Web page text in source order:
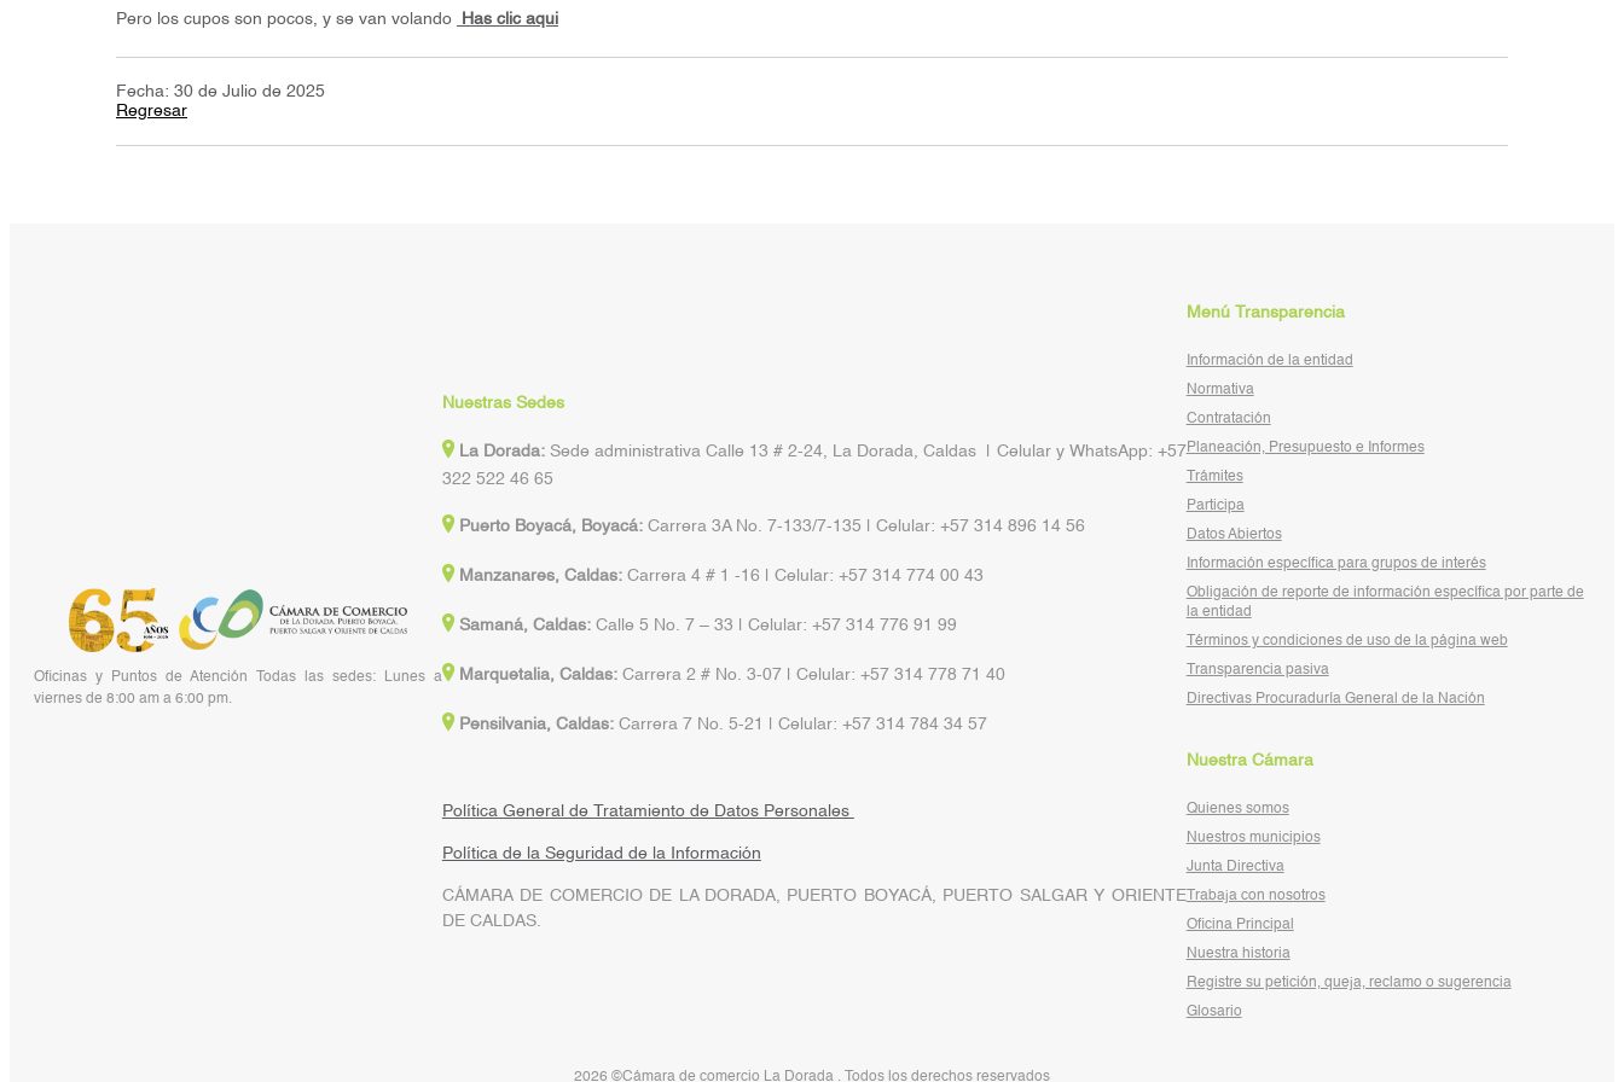
Pero los cupos son pocos, y se van volando Has clic aqui
Fecha: 30 de Julio de 2025
Regresar
Oficinas y Puntos de Atención Todas las sedes: Lunes a
viernes de 8:00 am a 6:00 pm.
Nuestras Sedes
La Dorada:Sede administrativa Calle 13 # 2-24, La Dorada, Caldas | Celular y WhatsApp: +57
322 522 46 65
Puerto Boyacá, Boyacá:Carrera 3A No. 7-133/7-135 | Celular: +57 314 896 14 56
Manzanares, Caldas:Carrera 4 # 1 -16 | Celular: +57 314 774 00 43
Samaná, Caldas: Calle 5 No. 7 – 33 | Celular: +57 314 776 91 99
Marquetalia, Caldas:Carrera 2 # No. 3-07 | Celular: +57 314 778 71 40
Pensilvania, Caldas:Carrera 7 No. 5-21 | Celular: +57 314 784 34 57
Política General de Tratamiento de Datos Personales
Política de la Seguridad de la Información
CÁMARA DE COMERCIO DE LA DORADA, PUERTO BOYACÁ, PUERTO SALGAR Y ORIENTE
DE CALDAS.
Menú Transparencia
Información de la entidad
Normativa
Contratación
Planeación, Presupuesto e Informes
Trámites
Participa
Datos Abiertos
Información específica para grupos de interés
Obligación de reporte de información específica por parte de
la entidad
Términos y condiciones de uso de la página web
Transparencia pasiva
Directivas Procuraduría General de la Nación
Nuestra Cámara
Quienes somos
Nuestros municipios
Junta Directiva
Trabaja con nosotros
Oficina Principal
Nuestra historia
Registre su petición, queja, reclamo o sugerencia
Glosario
2026 ©Cámara de comercio La Dorada . Todos los derechos reservados